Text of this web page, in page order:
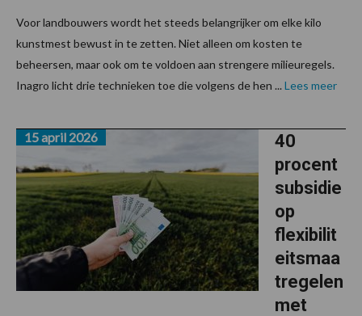
Voor landbouwers wordt het steeds belangrijker om elke kilo
kunstmest bewust in te zetten. Niet alleen om kosten te
beheersen, maar ook om te voldoen aan strengere milieuregels.
Inagro licht drie technieken toe die volgens de hen ... Lees meer
40
procent
subsidie
op
flexibilit
eitsmaa
tregelen
met
15 april 2026